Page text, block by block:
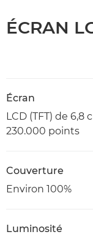
ÉCRAN
Écran
LCD (TFT) de 6,8
230.000 points
Couverture
Environ 100%
Luminosité